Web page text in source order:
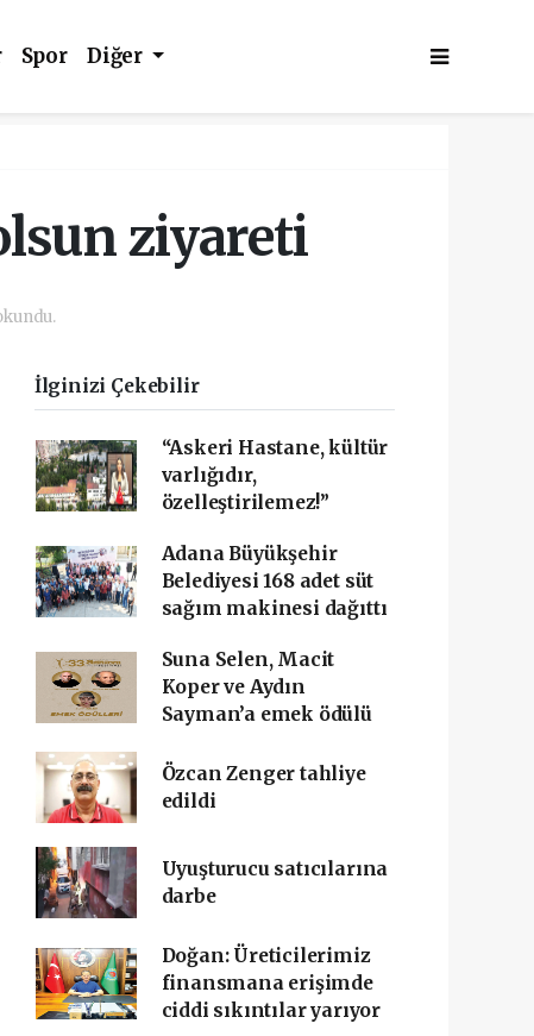
Spor Diğer
ziyareti
İlginizi Çekebilir
“Askeri Hastane, kültür
varlığıdır,
özelleştirilemez!”
Adana Büyükşehir
Belediyesi 168 adet süt
sağım makinesi dağıttı
Suna Selen, Macit
Koper ve Aydın
Sayman’a emek ödülü
Özcan Zenger tahliye
edildi
Uyuşturucu satıcılarına
darbe
Doğan: Üreticilerimiz
finansmana erişimde
ciddi sıkıntılar yarıyor